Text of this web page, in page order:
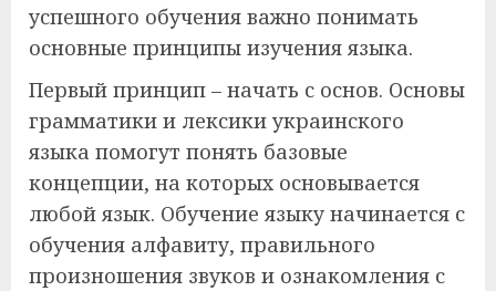
успешного обучения важно понимать
основные принципы изучения языка.
Первый принцип – начать с основ. Основы
грамматики и лексики украинского
языка помогут понять базовые
концепции, на которых основывается
любой язык. Обучение языку начинается с
обучения алфавиту, правильного
произношения звуков и ознакомления с